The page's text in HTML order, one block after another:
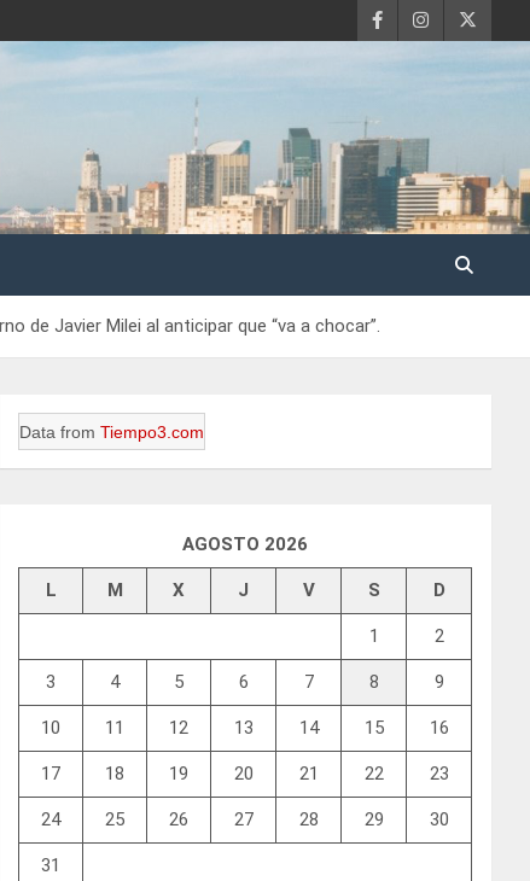
de Javier Milei al anticipar que “va a chocar”.
Data fromTiempo3.com
AGOSTO 2026
L M X J V S D
1 2
3 4 5 6 7 8 9
10 11 12 13 14 15 16
17 18 19 20 21 22 23
24 25 26 27 28 29 30
31